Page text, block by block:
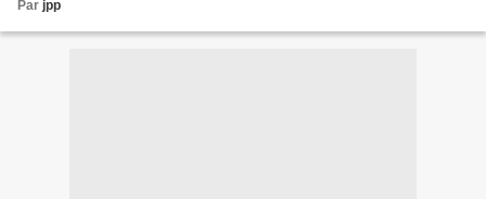
Par jpp